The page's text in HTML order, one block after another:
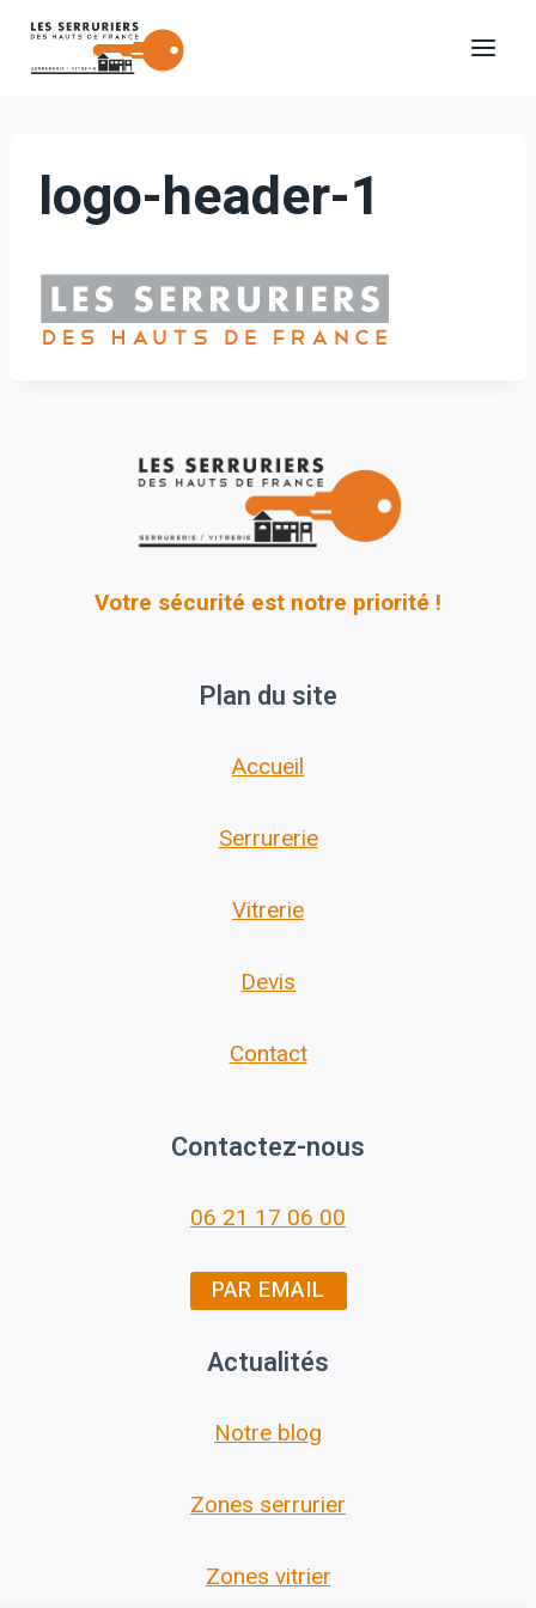
Aller
logo-header-1
Votre sécurité est notre priorité !
Plan du site
Accueil
Serrurerie
Vitrerie
Devis
Contact
Contactez-nous
06 21 17 06 00
PAR EMAIL
Actualités
Notre blog
Zones serrurier
Zones vitrier